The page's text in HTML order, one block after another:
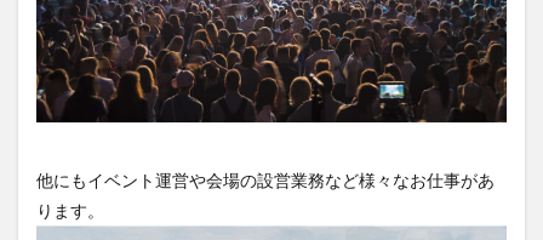
他にもイベント運営や会場の設営業務など様々なお仕事があ
ります。